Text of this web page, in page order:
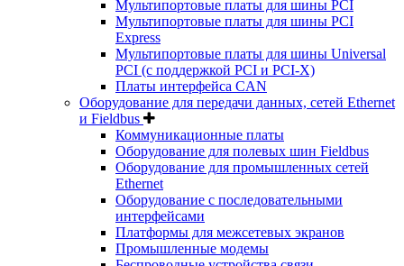
Мультипортовые платы для шины PCI
Мультипортовые платы для шины PCI
Express
Мультипортовые платы для шины Universal
PCI (с поддержкой PCI и PCI-X)
Платы интерфейса CAN
Оборудование для передачи данных, сетей Ethernet
и Fieldbus
Коммуникационные платы
Оборудование для полевых шин Fieldbus
Оборудование для промышленных сетей
Ethernet
Оборудование с последовательными
интерфейсами
Платформы для межсетевых экранов
Промышленные модемы